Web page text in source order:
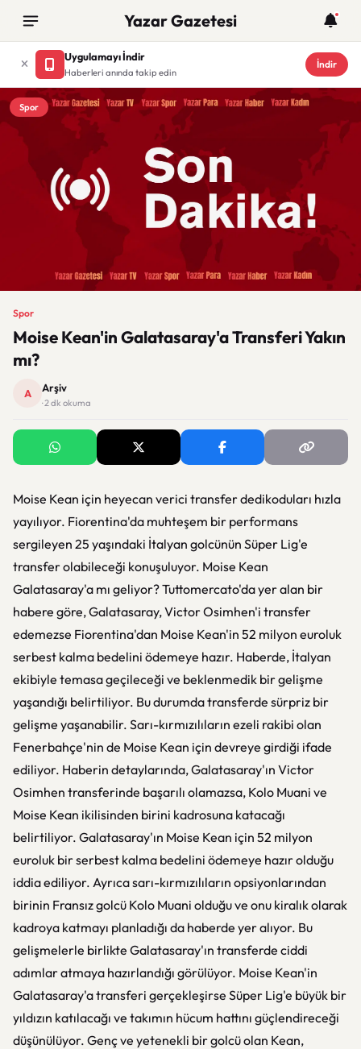
Yazar Gazetesi
Uygulamayı İndir
Haberleri anında takip edin
İndir
Spor
Spor
Moise Kean'in Galatasaray'a Transferi Yakın
mı?
A Arşiv
· 2 dk okuma
Moise Kean için heyecan verici transfer dedikoduları hızla
yayılıyor. Fiorentina'da muhteşem bir performans
sergileyen 25 yaşındaki İtalyan golcünün Süper Lig'e
transfer olabileceği konuşuluyor. Moise Kean
Galatasaray'a mı geliyor? Tuttomercato'da yer alan bir
habere göre, Galatasaray, Victor Osimhen'i transfer
edemezse Fiorentina'dan Moise Kean'in 52 milyon euroluk
serbest kalma bedelini ödemeye hazır. Haberde, İtalyan
ekibiyle temasa geçileceği ve beklenmedik bir gelişme
yaşandığı belirtiliyor. Bu durumda transferde sürpriz bir
gelişme yaşanabilir. Sarı-kırmızılıların ezeli rakibi olan
Fenerbahçe'nin de Moise Kean için devreye girdiği ifade
ediliyor. Haberin detaylarında, Galatasaray'ın Victor
Osimhen transferinde başarılı olamazsa, Kolo Muani ve
Moise Kean ikilisinden birini kadrosuna katacağı
belirtiliyor. Galatasaray'ın Moise Kean için 52 milyon
euroluk bir serbest kalma bedelini ödemeye hazır olduğu
iddia ediliyor. Ayrıca sarı-kırmızılıların opsiyonlarından
birinin Fransız golcü Kolo Muani olduğu ve onu kiralık olarak
kadroya katmayı planladığı da haberde yer alıyor. Bu
gelişmelerle birlikte Galatasaray'ın transferde ciddi
adımlar atmaya hazırlandığı görülüyor. Moise Kean'in
Galatasaray'a transferi gerçekleşirse Süper Lig'e büyük bir
yıldızın katılacağı ve takımın hücum hattını güçlendireceği
düşünülüyor. Genç ve yetenekli bir golcü olan Kean,